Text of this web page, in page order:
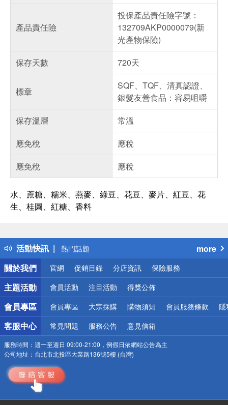
產品責任險
投保產品責任險字號：
132709AKP0000079(新
光產物保險)
保存天數
720天
標章
SQF、TQF、清真認證、
銀髮友善食品：容易咀嚼
保存溫層
常溫
應免稅
應稅
應免稅
應稅
水、蔗糖、糯米、燕麥、綠豆、花豆、麥片、紅豆、花
生、桂圓、紅糖、香料
活動快訊
得獎公告
熱門話題
銀行優惠
偏遠地區配送
詐騙網頁！請小心！
more
關於我們
官網 促銷目錄 分店資訊 保險服務
主題活動 會員活動 注目活動 得獎公佈
會員專區 會員專區 大宗採購 購物須知 會員服務條款 隱
客服中心 常見問題 服務公告 意見信箱
服務時間： 週一至週日 09:00-21:00，例假日依網站公告為主
公司地址： 台北市北投區大業路136號5樓 (台灣)